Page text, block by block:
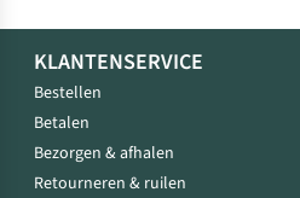
KLANTENSERVICE
Bestellen
Betalen
Bezorgen & afhalen
Retourneren & ruilen